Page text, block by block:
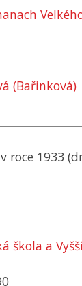
(Bařinková)
roce 1933
škola a